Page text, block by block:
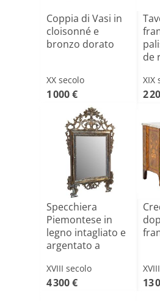
Coppia di Vasi in
cloisonné e
bronzo dorato
XX secolo
1 000 €
de
XIX
2
Specchiera
Piemontese in
legno intagliato e
argentato a
XVIII secolo
4 300 € 13